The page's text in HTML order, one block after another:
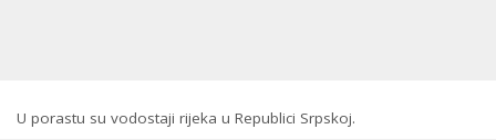
U porastu su vodostaji rijeka u Republici Srpskoj.